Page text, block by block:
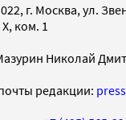
г. Москва, ул.
ком. 1
Николай
редакции: